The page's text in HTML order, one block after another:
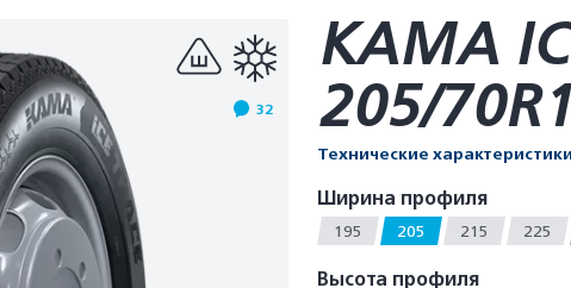
32
КАМА
205/
Технические характеристики
Ширина профиля
195 205 215 225
Высота профиля